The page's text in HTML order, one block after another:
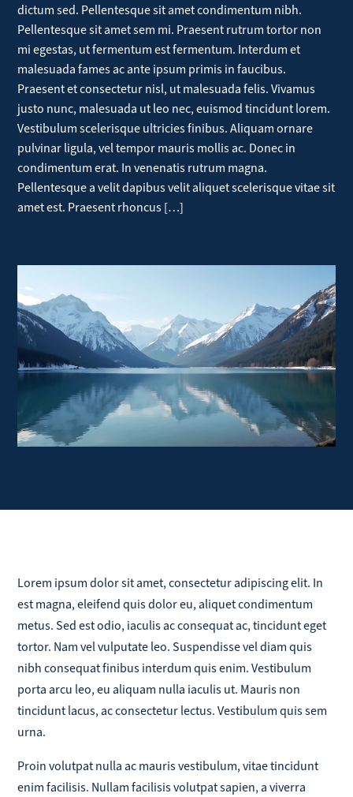
dictum sed. Pellentesque sit amet condimentum nibh.
Pellentesque sit amet sem mi. Praesent rutrum tortor non
mi egestas, ut fermentum est fermentum. Interdum et
malesuada fames ac ante ipsum primis in faucibus.
Praesent et consectetur nisl, ut malesuada felis. Vivamus
justo nunc, malesuada ut leo nec, euismod tincidunt lorem.
Vestibulum scelerisque ultricies finibus. Aliquam ornare
pulvinar ligula, vel tempor mauris mollis ac. Donec in
condimentum erat. In venenatis rutrum magna.
Pellentesque a velit dapibus velit aliquet scelerisque vitae sit
amet est. Praesent rhoncus […]
Lorem ipsum dolor sit amet, consectetur adipiscing elit. In
est magna, eleifend quis dolor eu, aliquet condimentum
metus. Sed est odio, iaculis ac consequat ac, tincidunt eget
tortor. Nam vel vulputate leo. Suspendisse vel diam quis
nibh consequat finibus interdum quis enim. Vestibulum
porta arcu leo, eu aliquam nulla iaculis ut. Mauris non
tincidunt lacus, ac consectetur lectus. Vestibulum quis sem
urna.
Proin volutpat nulla ac mauris vestibulum, vitae tincidunt
enim facilisis. Nullam facilisis volutpat sapien, a viverra